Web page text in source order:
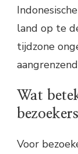
land op te
tijdzone
Wat
Voor